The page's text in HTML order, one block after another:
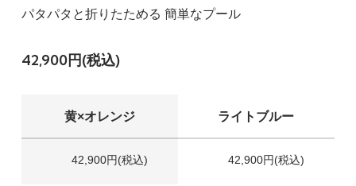
パタパタと折りたためる 簡単なプール
42,900円(税込)
黄×オレンジ ライトブルー
42,900円(税込) 42,900円(税込)